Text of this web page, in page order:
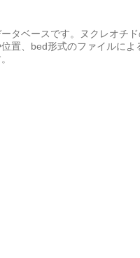
タベースです。ヌクレオチ
置、bed形式のファイルに